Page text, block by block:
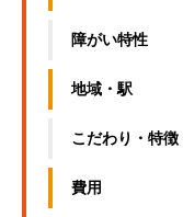
障がい特性
地域・駅
こだわり・ 特徴
費用